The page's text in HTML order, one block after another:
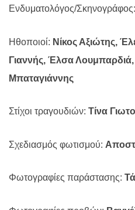
Ενδυματολόγος/Σκηνογράφος:
Ηθοποιοί: Νίκος Αξιώτης,
Γιαννής, Έλσα
Μπαταγιάννης
Στίχοι τραγουδιών: Τίνα
Σχεδιασμός φωτισμού:
Φωτογραφίες παράστασης: